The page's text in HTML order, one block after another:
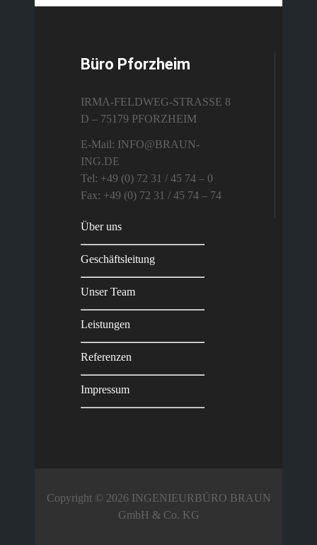
Büro Pforzheim
IRMA-FELDWEG-STRASSE 8
D – 75179 PFORZHEIM
E-Mail: INFO@BRAUN-
ING.DE
Tel: +49 (0) 72 31 / 45 74 – 0
Fax: +49 (0) 72 31 / 45 74 – 74
Über uns
Geschäftsleitung
Unser Team
Leistungen
Referenzen
Impressum
Copyright © 2026 INGENIEURBÜRO BRAUN
GmbH & Co. KG